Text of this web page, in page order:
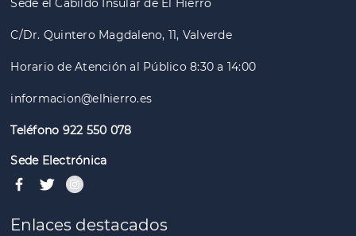
Sede el Cabildo Insular de El Hierro
C/Dr. Quintero Magdaleno, 11, Valverde
Horario de Atención al Público 8:30 a 14:00
informacion@elhierro.es
Teléfono 922 550 078
Sede Electrónica
Enlaces destacados